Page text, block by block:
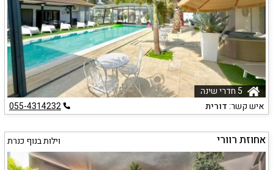
איש קשר:דורית 055-4314232
אחוזת רוורי וילות בנוף כנרת